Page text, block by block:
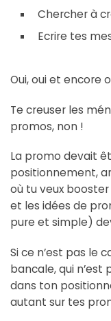
Chercher à
Ecrire tes
Oui, oui et encore
Te creuser les
promos, non !
La promo devait
positionnement,
où tu veux
et les idées de
pure et simple)
Si ce n’est pas le
bancale, qui
dans ton
autant sur tes